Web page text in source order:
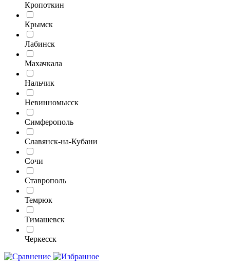
Кропоткин
Крымск
Лабинск
Махачкала
Нальчик
Невинномысск
Симферополь
Славянск-на-Кубани
Сочи
Ставрополь
Темрюк
Тимашевск
Черкесск